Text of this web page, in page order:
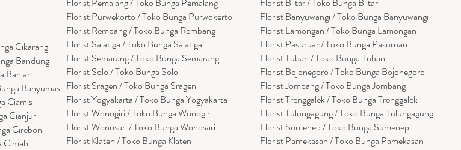
a Cikarang
Bandung
Banjar
Banyumas
Ciamis
Cianjur
Cirebon
Cimahi
Florist Pemalang / Toko Bunga Pemalang
Florist Purwekorto / Toko Bunga Purwokerto
Florist Rembang / Toko Bunga Rembang
Florist Salatiga / Toko Bunga Salatiga
Florist Semarang / Toko Bunga Semarang
Florist Solo / Toko Bunga Solo
Florist Sragen / Toko Bunga Sragen
Florist Yogyakarta / Toko Bunga Yogyakarta
Florist Wonogiri / Toko Bunga Wonogiri
Florist Wonosari / Toko Bunga Wonosari
Florist Klaten / Toko Bunga Klaten
Florist Blitar / Toko Bunga Blitar
Florist Banyuwangi / Toko Bunga Banyuwangi
Florist Lamongan / Toko Bunga Lamongan
Florist Pasuruan/ Toko Bunga Pasuruan
Florist Tuban / Toko Bunga Tuban
Florist Bojonegoro / Toko Bunga Bojonegoro
Florist Jombang / Toko Bunga Jombang
Florist Trenggalek / Toko Bunga Trenggalek
Florist Tulungagung / Toko Bunga Tulungagung
Florist Sumenep / Toko Bunga Sumenep
Florist Pamekasan / Toko Bunga Pamekasan